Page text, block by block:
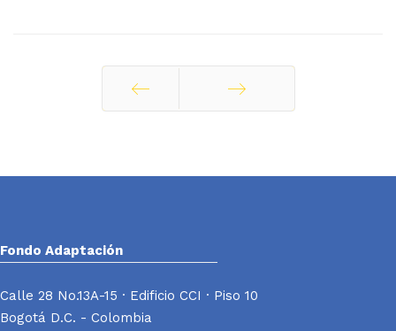
Fondo Adaptación
Calle 28 No.13A-15 · Edificio CCI · Piso 10
Bogotá D.C. - Colombia